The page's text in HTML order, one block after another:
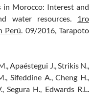
in Morocco: Interest and
water resources. 1ro
Perú. 09/2016, Tarapoto
Apaéstegui J., Strikis N.,
Sifeddine A., Cheng H.,
Segura H., Edwards R.L.